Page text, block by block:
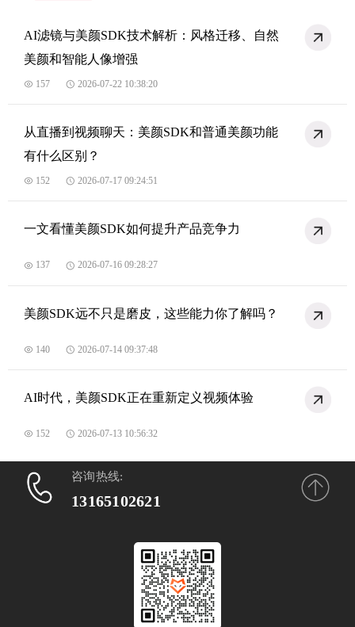
AI滤镜与美颜SDK技术解析：风格迁移、自然
美颜和智能人像增强
157 2026-07-22 10:38:20
从直播到视频聊天：美颜SDK和普通美颜功能
有什么区别？
152 2026-07-17 09:24:51
一文看懂美颜SDK如何提升产品竞争力
137 2026-07-16 09:28:27
美颜SDK远不只是磨皮，这些能力你了解吗？
140 2026-07-14 09:37:48
AI时代，美颜SDK正在重新定义视频体验
152 2026-07-13 10:56:32
咨询热线:
13165102621